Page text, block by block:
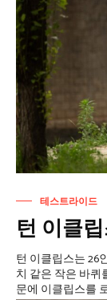
테스트라이드
턴 이클
턴 이클립스는 26
치 같은 작은 바퀴
문에 이클립스를